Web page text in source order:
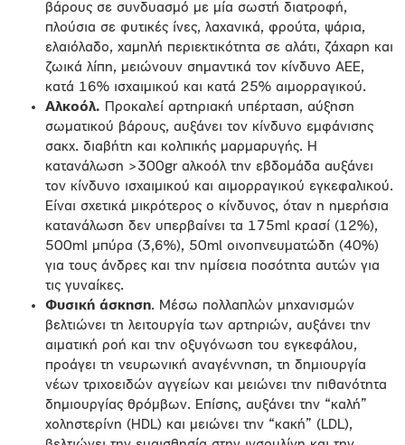
βάρους σε συνδυασμό με μία σωστή διατροφή,
πλούσια σε φυτικές ίνες, λαχανικά, φρούτα, ψάρια,
ελαιόλαδο, χαμηλή περιεκτικότητα σε αλάτι, ζάχαρη και
ζωικά λίπη, μειώνουν σημαντικά τον κίνδυνο ΑΕΕ,
κατά 16% ισχαιμικού και κατά 25% αιμορραγικού.
Αλκοόλ. Προκαλεί αρτηριακή υπέρταση, αύξηση
σωματικού βάρους, αυξάνει τον κίνδυνο εμφάνισης
σακχ. διαβήτη και κολπικής μαρμαρυγής. Η
κατανάλωση >300gr αλκοόλ την εβδομάδα αυξάνει
τον κίνδυνο ισχαιμικού και αιμορραγικού εγκεφαλικού.
Είναι σχετικά μικρότερος ο κίνδυνος, όταν η ημερήσια
κατανάλωση δεν υπερβαίνει τα 175ml κρασί (12%),
500ml μπύρα (3,6%), 50ml οινοπνευματώδη (40%)
για τους άνδρες και την ημίσεια ποσότητα αυτών για
τις γυναίκες.
Φυσική άσκηση. Μέσω πολλαπλών μηχανισμών
βελτιώνει τη λειτουργία των αρτηριών, αυξάνει την
αιματική ροή και την οξυγόνωση του εγκεφάλου,
προάγει τη νευρωνική αναγέννηση, τη δημιουργία
νέων τριχοειδών αγγείων και μειώνει την πιθανότητα
δημιουργίας θρόμβων. Επίσης, αυξάνει την “καλή”
χοληστερίνη (HDL) και μειώνει την “κακή” (LDL),